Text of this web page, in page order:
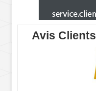
Avis Clients